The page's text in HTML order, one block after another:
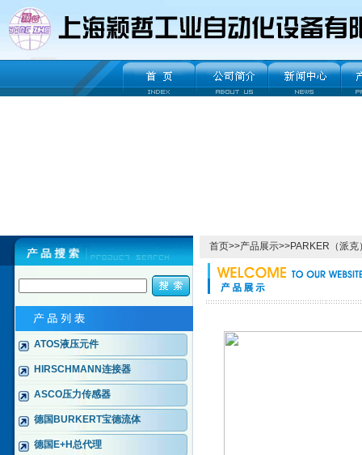
ATOS液压元件
HIRSCHMANN连接器
ASCO压力传感器
德国BURKERT宝德流体
德国E+H总代理
首页>>产品展示>>PARKER（派克